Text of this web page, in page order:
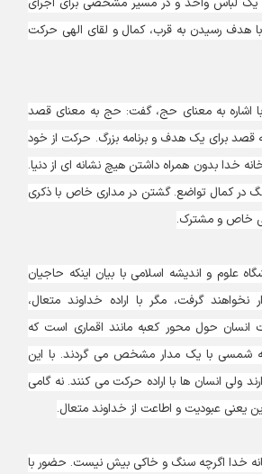
یک لباس واحد و در مسیر مشخصی برای اجرای
رسیدن به قرب، کمال و لقای الهی حرکت
اشاره به معنای حج، گفت: حج به معنای قصد
برای یک هدف و برنامه بزرگ. حرکت از خود
خدا بدون همراه داشتن هیچ نشانه ای از دنیا.
در کمال تواضع. گشتن در مداری خاص با ذکری
خاص و مشترک.
و اندیشه اسلامی با بیان اینکه حاجیان
نخواهند گرفت، مگر با اراده خداوند متعال،
انسان حول محور کعبه مانند اقماری است که
شمسی با یک مدار مشخص می گردند. با این
ولی انسان ها با اراده حرکت می کنند. نه گامی
یعنی عبودیت و اطاعت از خداوند متعال.
خدا اگرچه سنگ و خاکی بیش نیست. حضور با